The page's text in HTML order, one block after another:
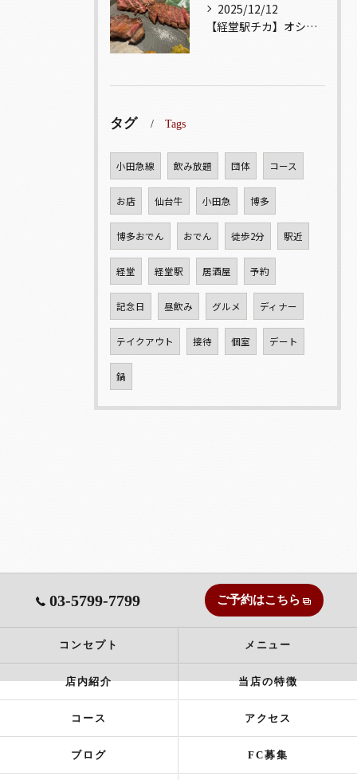
2025/12/12
【経堂駅チカ】オシャレ居酒屋🏮自慢のお肉が楽しめる🐃お得なコ...
タグ Tags
小田急線 飲み放題 団体 コース
お店 仙台牛 小田急 博多
博多おでん おでん 徒歩2分 駅近
経堂 経堂駅 居酒屋 予約
記念日 昼飲み グルメ ディナー
テイクアウト 接待 個室 デート
鍋
03-5799-7799 ご予約はこちら
コンセプト メニュー
店内紹介 当店の特徴
コース アクセス
ブログ FC募集